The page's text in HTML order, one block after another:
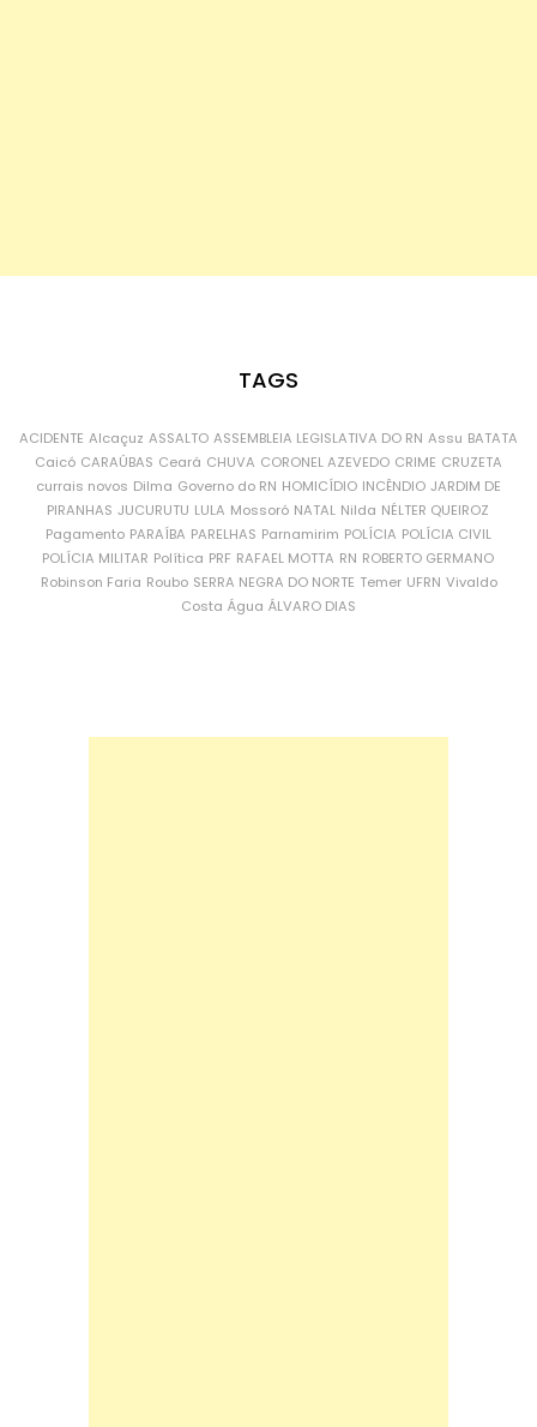
TAGS
ACIDENTE Alcaçuz ASSALTO ASSEMBLEIA LEGISLATIVA DO RN Assu BATATA
Caicó CARAÚBAS Ceará CHUVA CORONEL AZEVEDO CRIME CRUZETA
currais novos Dilma Governo do RN HOMICÍDIO INCÊNDIO JARDIM DE
PIRANHAS JUCURUTU LULA Mossoró NATAL Nilda NÉLTER QUEIROZ
Pagamento PARAÍBA PARELHAS Parnamirim POLÍCIA POLÍCIA CIVIL
POLÍCIA MILITAR Política PRF RAFAEL MOTTA RN ROBERTO GERMANO
Robinson Faria Roubo SERRA NEGRA DO NORTE Temer UFRN Vivaldo
Costa Água ÁLVARO DIAS